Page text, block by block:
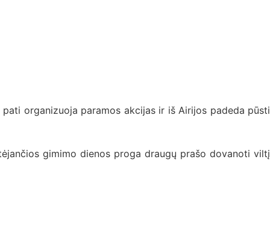
organizuoja paramos akcijas ir iš Airijos padeda pūsti
gimimo dienos proga draugų prašo dovanoti viltį